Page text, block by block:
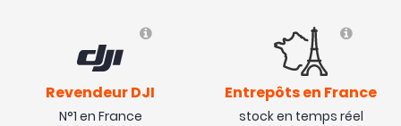
Revendeur DJI
N°1 en France
Entrepôts en France
stock en temps réel